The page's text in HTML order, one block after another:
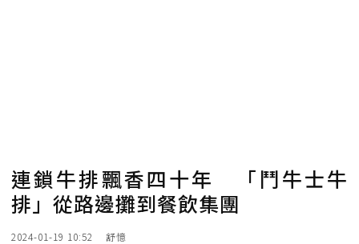
連鎖牛排飄香四十年 「鬥牛士牛
排」從路邊攤到餐飲集團
2024-01-19 10:52 舒憶